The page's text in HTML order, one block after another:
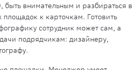
быть внимательным и разбираться в
площадок к карточкам. Готовить
сотрудник может сам, а
подрядчикам: дизайнеру,